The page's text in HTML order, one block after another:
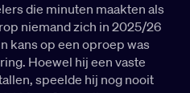
die minuten maakten als
niemand zich in 2025/26
kans op een oproep was
Hoewel hij een vaste
speelde hij nog nooit